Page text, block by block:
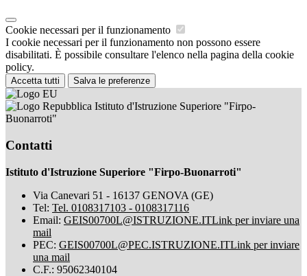
Cookie necessari per il funzionamento
I cookie necessari per il funzionamento non possono essere
disabilitati. È possibile consultare l'elenco nella pagina della cookie
policy.
Accetta tutti Salva le preferenze
Istituto d'Istruzione Superiore "Firpo-
Buonarroti"
Contatti
Istituto d'Istruzione Superiore "Firpo-Buonarroti"
Via Canevari 51 - 16137 GENOVA (GE)
Tel: Tel. 0108317103 - 0108317116
Email: GEIS00700L@ISTRUZIONE.ITLink per inviare una
mail
PEC: GEIS00700L@PEC.ISTRUZIONE.ITLink per inviare
una mail
C.F.: 95062340104